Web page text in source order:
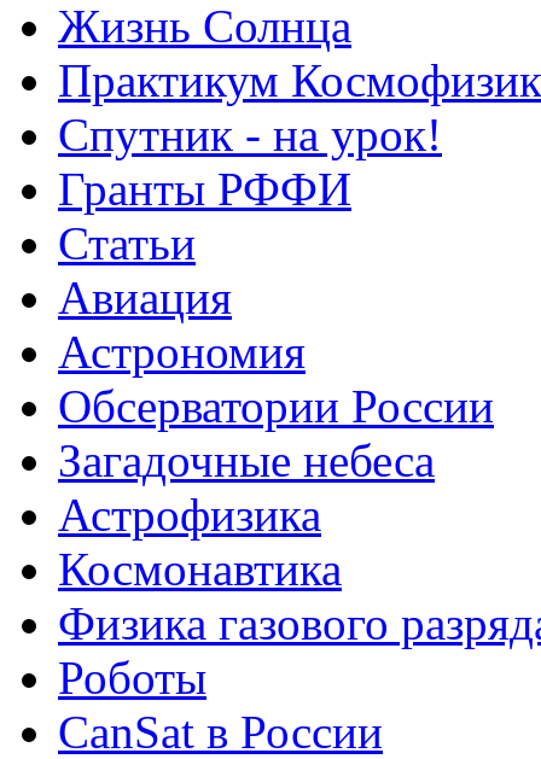
Жизнь Солнца
Практикум
Спутник - на урок!
Гранты РФФИ
Статьи
Авиация
Астрономия
Обсерватории России
Загадочные небеса
Астрофизика
Космонавтика
Физика газового
Роботы
CanSat в России